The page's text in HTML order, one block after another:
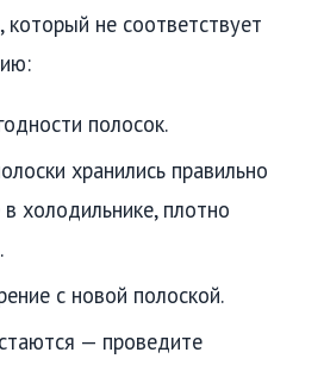
который не соответствует
полосок.
хранились правильно
холодильнике, плотно
с новой полоской.
— проведите